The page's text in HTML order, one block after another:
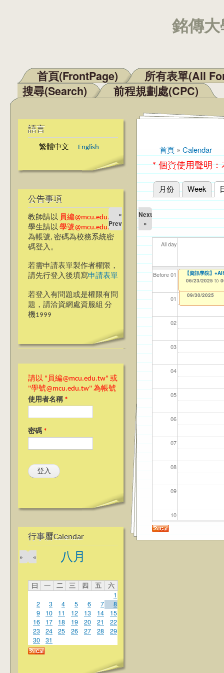
銘傳
主選單
首頁(FrontPage)
所有表單(All
搜尋(Search)
前程規劃處(CPC)
語言
繁體中文 English
公告事項
教師請以 員編@mcu.edu.tw
學生請以 學號@mcu.edu.tw
為帳號, 密碼為校務系統密
碼登入。
若需申請表單製作者權限，
請先行登入後填寫申請表單
若登入有問題或是權限有問
題，請洽資網處資服組 分
機1999
請以 "員編@mcu.edu.tw" 或
"學號@mcu.edu.tw" 為帳號
使用者名稱 *
密碼 *
行事曆Calendar
八月
«
»
曰 一 二 三 四 五
六
1
2
3 4 5 6 7
8
9
10 11 12 13 14
15
16
17 18 19 20 21
22
23
24 25 26 27 28
29
30
31
您在這裡
首頁 » Calendar
* 個資使用聲明
主要索引標籤
月份 Week
«
Prev
Next
»
All day
Before 01
01
02
03
04
05
06
07
08
09
10
11
【資網處】
整合系統～表單
12/31/2027
我愛銘傳我愛養
校區)
09/30/2025
【
11/
【
11/
114
04/
114
02/
【資訊學院】
06/23/2025 to